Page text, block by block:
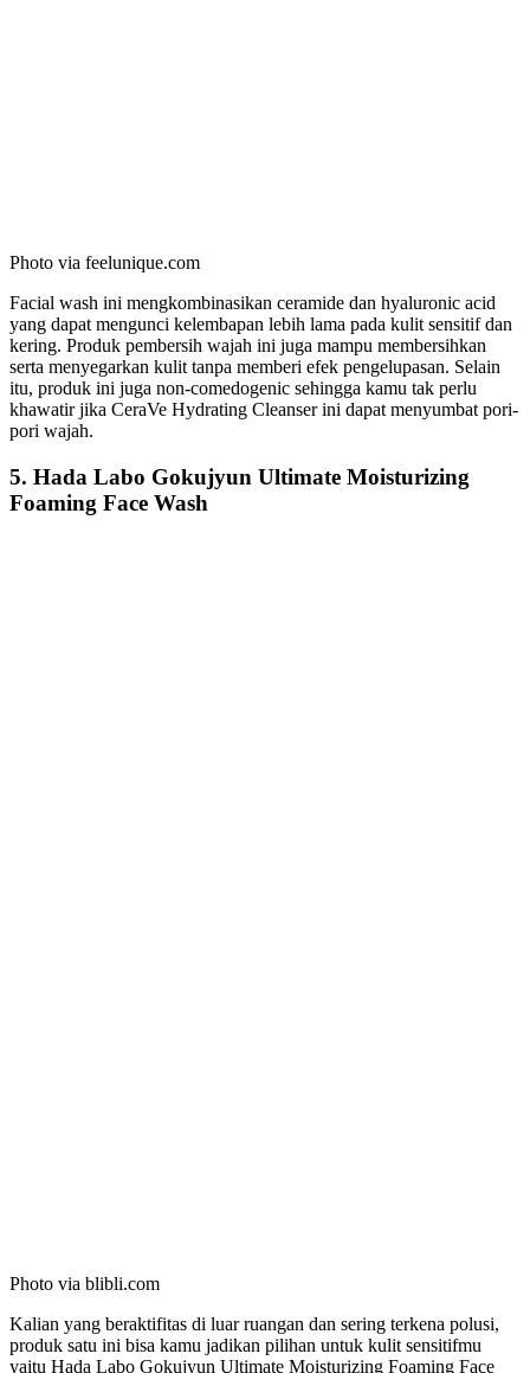
Photo via feelunique.com
Facial wash ini mengkombinasikan ceramide dan hyaluronic acid
yang dapat mengunci kelembapan lebih lama pada kulit sensitif dan
kering. Produk pembersih wajah ini juga mampu membersihkan
serta menyegarkan kulit tanpa memberi efek pengelupasan. Selain
itu, produk ini juga non-comedogenic sehingga kamu tak perlu
khawatir jika CeraVe Hydrating Cleanser ini dapat menyumbat pori-
pori wajah.
5. Hada Labo Gokujyun Ultimate Moisturizing
Foaming Face Wash
Photo via blibli.com
Kalian yang beraktifitas di luar ruangan dan sering terkena polusi,
produk satu ini bisa kamu jadikan pilihan untuk kulit sensitifmu
yaitu Hada Labo Gokujyun Ultimate Moisturizing Foaming Face